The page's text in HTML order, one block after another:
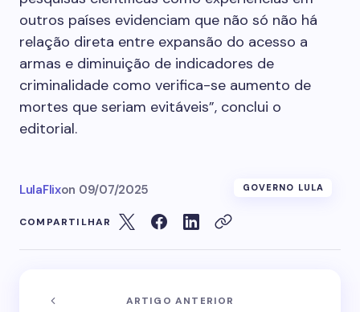
outros países evidenciam que não só não há
relação direta entre expansão do acesso a
armas e diminuição de indicadores de
criminalidade como verifica-se aumento de
mortes que seriam evitáveis”, conclui o
editorial.
LulaFlixon 09/07/2025 GOVERNO LULA
COMPARTILHAR
ARTIGO ANTERIOR